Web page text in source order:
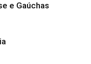
e Gaúchas